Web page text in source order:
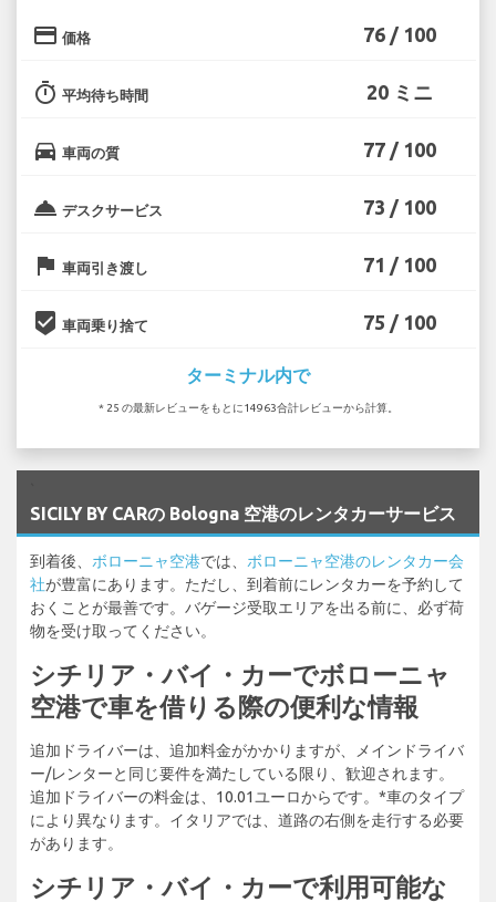
credit_card 価格 76 / 100
timer 平均待ち時間 20 ミニ
directions_car 車両の質 77 / 100
room_service デスクサービス 73 / 100
flag 車両引き渡し 71 / 100
beenhere 車両乗り捨て 75 / 100
ターミナル内で
* 25 の最新レビューをもとに14963合計レビューから計算。
SICILY BY CARの Bologna 空港のレンタカーサービス
到着後、 ボローニャ空港では、 ボローニャ空港のレンタカー会
社が豊富にあります。ただし、到着前にレンタカーを予約して
おくことが最善です。バゲージ受取エリアを出る前に、必ず荷
物を受け取ってください。
シチリア・バイ・カーでボローニャ
空港で車を借りる際の便利な情報
追加ドライバーは、追加料金がかかりますが、メインドライバ
ー/レンターと同じ要件を満たしている限り、歓迎されます。
追加ドライバーの料金は、10.01ユーロからです。*車のタイプ
により異なります。イタリアでは、道路の右側を走行する必要
があります。
シチリア・バイ・カーで利用可能な